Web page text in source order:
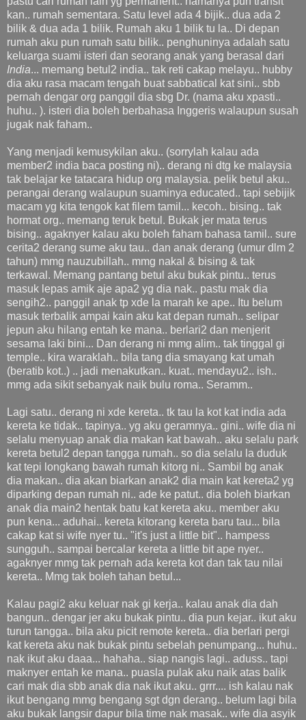
kan.. rumah sementara. Satu level ada 4 bijik.. dua ada 2
bilik & dua ada 1 bilik. Rumah aku 1 bilik tu la.. Di depan
rumah aku pun rumah satu bilik.. penghuninya adalah satu
keluarga suami isteri dan seorang anak yang berasal dari
India... memang betul2 india.. tak reti cakap melayu.. hubby
dia aku rasa macam tengah buat sabbatical kat sini.. sbb
pernah dengar org panggil dia sbg Dr. (nama aku xpasti..
huhu.. ). isteri dia boleh berbahasa Inggeris walaupun susah
jugak nak faham..
Yang menjadi kemusykilan aku.. (sorrylah kalau ada
member2 india baca posting ni).. derang ni dtg ke malaysia
tak belajar ke tatacara hidup org malaysia. pelik betul aku..
perangai derang walaupun suaminya educated.. tapi sebijik
macam yg kita tengok kat filem tamil... kecoh.. bising.. tak
hormat org.. memang teruk betul. Bukak jer mata terus
bising.. agaknyer kalau aku boleh faham bahasa tamil.. sure
cerita2 derang sume aku tau.. dan anak derang (umur dlm 2
tahun) mmg nauzubillah.. mmg nakal & bising & tak
terkawal. Memang pantang betul aku bukak pintu.. terus
masuk lepas amik aje apa2 yg dia nak.. pastu mak dia
sengih2.. panggil anak tp xde la marah ke ape.. Itu belum
masuk terbalik ampai kain aku kat depan rumah.. selipar
jepun aku hilang entah ke mana.. berlari2 dan menjerit
sesama laki bini... Dan derang ni mmg alim.. tak tinggal gi
temple.. kira waraklah.. bila tang dia smayang kat umah
(beratib kot..) .. jadi menakutkan.. kuat.. mendayu2.. ish..
mmg ada sikit sebanyak naik bulu roma.. Seramm..
Lagi satu.. derang ni xde kereta.. tk tau la kot kat india ada
kereta ke tidak.. tapinya.. yg aku geramnya.. gini.. wife dia ni
selalu menyuap anak dia makan kat bawah.. aku selalu park
kereta betul2 depan tangga rumah.. so dia selalu la duduk
kat tepi longkang bawah rumah kitorg ni.. Sambil bg anak
dia makan.. dia akan biarkan anak2 dia main kat kereta2 yg
diparking depan rumah ni.. ade ke patut.. dia boleh biarkan
anak dia main2 hentak batu kat kereta aku.. member aku
pun kena... aduhai.. kereta kitorang kereta baru tau... bila
cakap kat si wife nyer tu.. "it's just a little bit".. hampess
sungguh.. sampai bercalar kereta a little bit ape nyer..
agaknyer mmg tak pernah ada kereta kot dan tak tau nilai
kereta.. Mmg tak boleh tahan betul...
Kalau pagi2 aku keluar nak gi kerja.. kalau anak dia dah
bangun.. dengar jer aku bukak pintu.. dia pun kejar.. ikut aku
turun tangga.. bila aku picit remote kereta.. dia berlari pergi
kat kereta aku nak bukak pintu sebelah penumpang... huhu..
nak ikut aku daaa... hahaha.. siap nangis lagi.. aduss.. tapi
maknyer entah ke mana.. puasla pulak aku naik atas balik
cari mak dia sbb anak dia nak ikut aku.. grrr.... ish kalau nak
ikut bengang mmg bengang sgt dgn derang.. belum lagi bila
aku bukak langsir dapur bila time nak masak.. wife dia asyik